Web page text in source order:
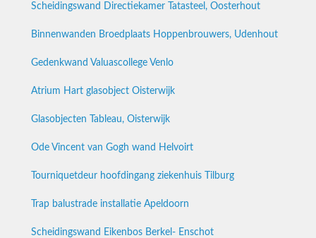
Scheidingswand Directiekamer Tatasteel, Oosterhout
Binnenwanden Broedplaats Hoppenbrouwers, Udenhout
Gedenkwand Valuascollege Venlo
Atrium Hart glasobject Oisterwijk
Glasobjecten Tableau, Oisterwijk
Ode Vincent van Gogh wand Helvoirt
Tourniquetdeur hoofdingang ziekenhuis Tilburg
Trap balustrade installatie Apeldoorn
Scheidingswand Eikenbos Berkel- Enschot